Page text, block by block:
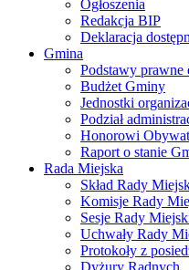
Ogłoszenia
Redakcja BIP
Deklaracja
Gmina
Podstawy prawne
Budżet Gminy
Jednostki
Podział
Honorowi
Raport o stanie
Rada Miejska
Skład Rady
Komisje Rady
Sesje Rady
Uchwały Rady
Protokoły z
Dyżury Radnych